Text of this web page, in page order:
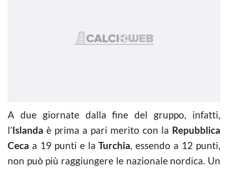
A due giornate dalla fine del gruppo, infatti,
l’Islanda è prima a pari merito con la Repubblica
Ceca a 19 punti e laTurchia, essendo a 12 punti,
non può più raggiungere le nazionale nordica. Un